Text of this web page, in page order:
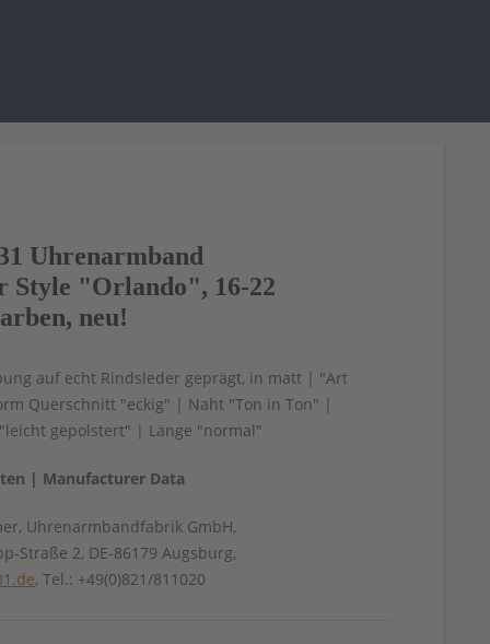
Uhrenarmband
Style "Orlando", 16-22
neu!
auf echt Rindsleder geprägt, in matt | "Art
Querschnitt "eckig" | Naht "Ton in Ton" |
gepolstert" | Länge "normal"
| Manufacturer Data
Uhrenarmbandfabrik GmbH,
Straße 2, DE-86179 Augsburg,
, Tel.: +49(0)821/811020